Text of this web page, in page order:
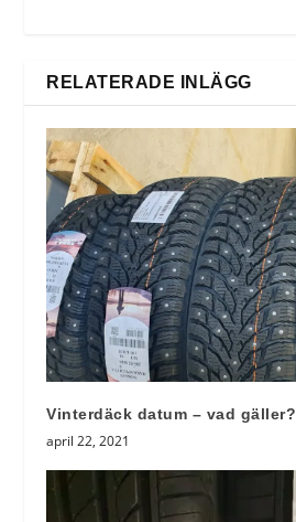
RELATERADE INLÄGG
Vinterdäck datum – vad gäller?
april 22, 2021